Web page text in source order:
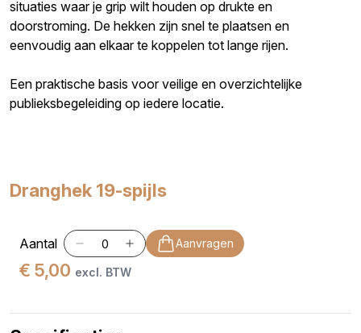
situaties waar je grip wilt houden op drukte en
doorstroming. De hekken zijn snel te plaatsen en
eenvoudig aan elkaar te koppelen tot lange rijen.
Een praktische basis voor veilige en overzichtelijke
publieksbegeleiding op iedere locatie.
Dranghek 19-spijls
Aantal Aanvragen
€ 5,00 excl. BTW